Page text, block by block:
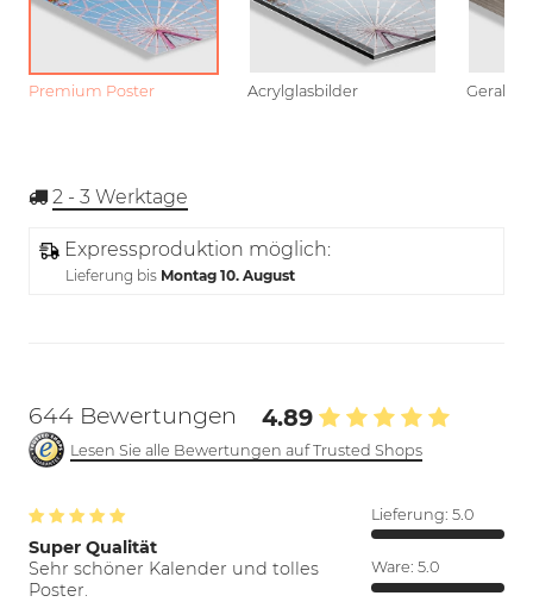
Premium Poster Acrylglasbilder
2 - 3 Werktage
Expressproduktion möglich:
Lieferung bis Montag 10. August
644 Bewertungen 4.89
Lesen Sie alle Bewertungen auf Trusted Shops
Super Qualität
Sehr schöner Kalender und tolles
Poster.
Lieferung: 5.0
Ware: 5.0